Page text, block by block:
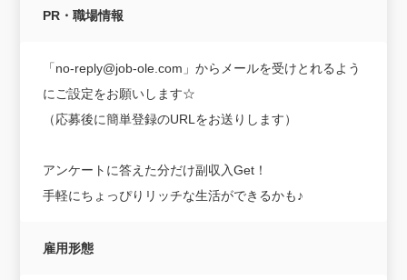
PR・職場情報
「no-reply@job-ole.com」からメールを受けとれるよう
にご設定をお願いします☆
（応募後に簡単登録のURLをお送りします）
アンケートに答えた分だけ副収入Get！
手軽にちょっぴりリッチな生活ができるかも♪
雇用形態